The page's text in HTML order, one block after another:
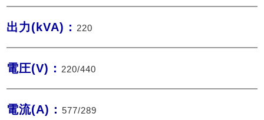
出力(kVA)： 220
電圧(V)： 220/440
電流(A)：577/289